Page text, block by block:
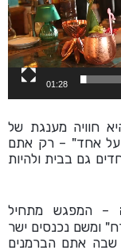
01:28
חוויה מענגת של
על אחד" – רק אתם
גם בבית ולהיות
– המפגש מתחיל
ומשם נכנסים ישר
שבה אתם הברמנים